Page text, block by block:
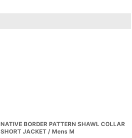
NATIVE BORDER PATTERN SHAWL COLLAR
SHORT JACKET / Mens M